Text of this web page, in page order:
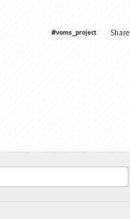
#voms_project Share